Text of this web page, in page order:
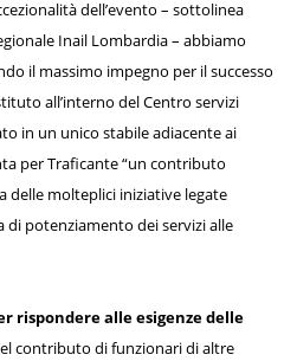
dell’evento – sottolinea
Inail Lombardia – abbiamo
il massimo impegno per il successo
all’interno del Centro servizi
in un unico stabile adiacente ai
per Traficante “un contributo
delle molteplici iniziative legate
di potenziamento dei servizi alle
rispondere alle esigenze delle
contributo di funzionari di altre